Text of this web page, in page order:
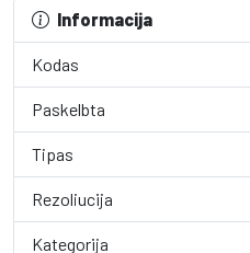
Informacija
Kodas
Paskelbta
Tipas
Rezoliucija
Kategorija